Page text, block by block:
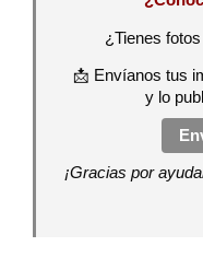
¿Tienes
📩 Envíanos tus
y lo
¡Gracias por